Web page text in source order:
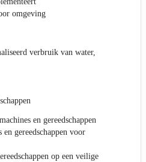
omgeving
verbruik van water,
en gereedschappen
gereedschappen voor
op een veilige